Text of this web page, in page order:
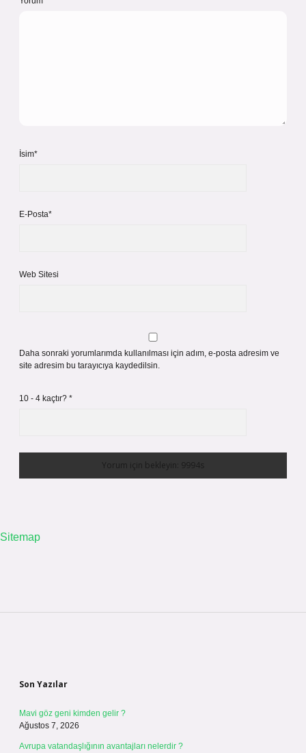
İsim*
E-Posta*
Web Sitesi
Daha sonraki yorumlarımda kullanılması için adım, e-posta adresim ve
site adresim bu tarayıcıya kaydedilsin.
10 - 4 kaçtır? *
Sitemap
Son Yazılar
Mavi göz geni kimden gelir ?
Ağustos 7, 2026
Avrupa vatandaşlığının avantajları nelerdir ?